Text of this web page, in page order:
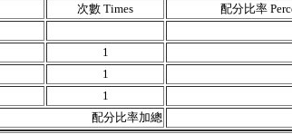
次數 Times 配分比率
1
1
1
配分比率加總